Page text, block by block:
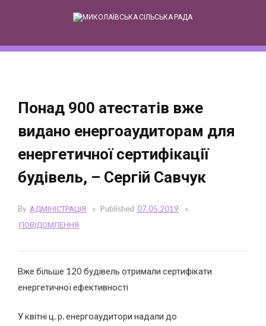
to
Понад 900 атестатів вже
видано енергоаудиторам для
енергетичної сертифікації
будівель, – Сергій Савчук
By АДМІНІСТРАЦІЯ Published 07.05.2019
ПОВІДОМЛЕННЯ
Вже більше 120 будівель отримали сертифікати
енергетичної ефективності
У квітні ц. р. енергоаудитори надали до